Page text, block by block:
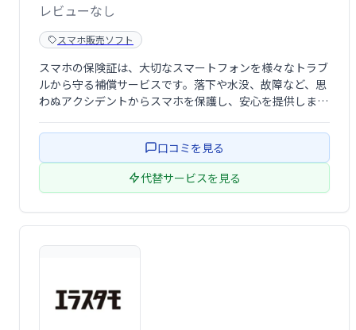
レビューなし
スマホ販売ソフト
スマホの保険証は、大切なスマートフォンを様々なトラブ
ルから守る補償サービスです。落下や水没、故障など、思
わぬアクシデントからスマホを保護し、安心を提供しま
口コミを見る
代替サービスを見る